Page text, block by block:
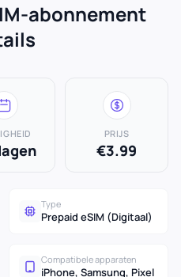
abonnement
PRIJS
€3.99
Type
Prepaid eSIM (Digitaal)
Compatibele apparaten
iPhone, Samsung, Pixel